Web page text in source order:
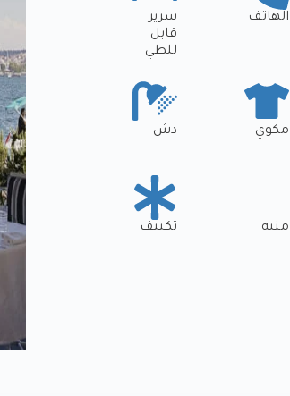
الهاتف
سرير
قابل
للطي
مكوي دش
منبه تكييف